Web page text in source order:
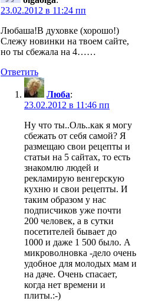
23.02.2012 в 11:24 пп
Любаша!В духовке (хорошо!)
Слежу новинки на твоем сайте,
но ты сбежала на 4……
Ответить
Люба:
23.02.2012 в 11:46 пп
Ну что ты..Оль..как я могу
сбежать от себя самой? Я
размещаю свои рецепты и
статьи на 5 сайтах, то есть
знакомлю людей и
рекламирую венгерскую
кухню и свои рецепты. И
таким образом у нас
подписчиков уже почти
200 человек, а в сутки
посетителей бывает до
1000 и даже 1 500 было. А
микроволновка -дело очень
удобное для молодых мам и
на даче. Очень спасает,
когда нет времени и
плиты.:-)